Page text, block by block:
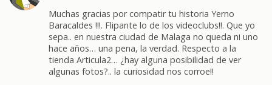
Muchas gracias por compatir tu historia Yerno
Baracaldes !!!. Flipante lo de los videoclubs!!. Que yo
sepa.. en nuestra ciudad de Malaga no queda ni uno
hace años… una pena, la verdad. Respecto a la
tienda Articula2… ¿hay alguna posibilidad de ver
algunas fotos?.. la curiosidad nos corroe!!